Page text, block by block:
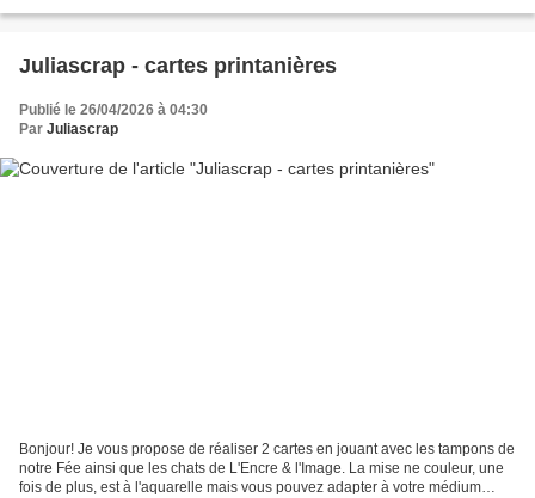
Juliascrap - cartes printanières
Publié le 26/04/2026 à 04:30
Par Juliascrap
Bonjour! Je vous propose de réaliser 2 cartes en jouant avec les tampons de
notre Fée ainsi que les chats de L'Encre & l'Image. La mise ne couleur, une
fois de plus, est à l'aquarelle mais vous pouvez adapter à votre médium